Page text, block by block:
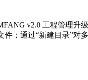
v2.0 工程管理升
件；通过“新建目录”对